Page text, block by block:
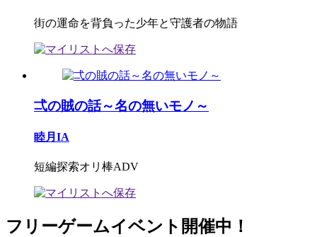
街の運命を背負った少年と守護者の物語
弌の賊の話～名の無いモノ～
睦月IA
短編探索オリ棒ADV
フリーゲームイベント開催中！